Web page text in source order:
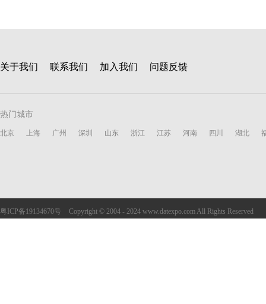
关于我们 联系我们 加入我们 问题反馈
热门城市
北京 上海 广州 深圳 山东 浙江 江苏 河南 四川 湖北
粤ICP备19134670号 Copyright © 2004 - 2024 www.datexpo.com All Rights Reserved